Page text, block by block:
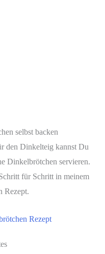
selbst backen
den Dinkelteig kannst Du
Dinkelbrötchen servieren.
für Schritt in meinem
Rezept.
Rezept